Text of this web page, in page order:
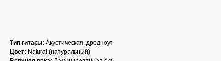
Тип гитары: Акустическая, дредноут
Цвет: Natural (натуральный)